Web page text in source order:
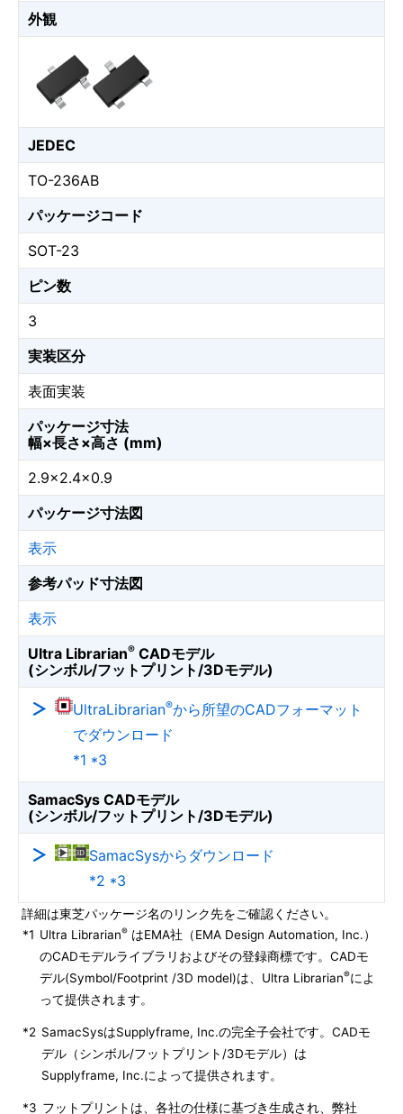
外観
JEDEC
TO-236AB
パッケージコード
SOT-23
ピン数
3
実装区分
表面実装
パッケージ寸法
幅×長さ×高さ (mm)
2.9×2.4×0.9
パッケージ寸法図
表示
参考パッド寸法図
表示
Ultra Librarian® CADモデル
(シンボル/フットプリント/3Dモデル)
UltraLibrarian®から所望のCADフォーマット
でダウンロード
*1 *3
SamacSys CADモデル
(シンボル/フットプリント/3Dモデル)
SamacSysからダウンロード
*2 *3
詳細は東芝パッケージ名のリンク先をご確認ください。
*1 Ultra Librarian® はEMA社（EMA Design Automation, Inc.）
のCADモデルライブラリおよびその登録商標です。CADモ
デル(Symbol/Footprint /3D model)は、Ultra Librarian®によ
って提供されます。
*2 SamacSysはSupplyframe, Inc.の完全子会社です。CADモ
デル（シンボル/フットプリント/3Dモデル）は
Supplyframe, Inc.によって提供されます。
*3 フットプリントは、各社の仕様に基づき生成され、弊社